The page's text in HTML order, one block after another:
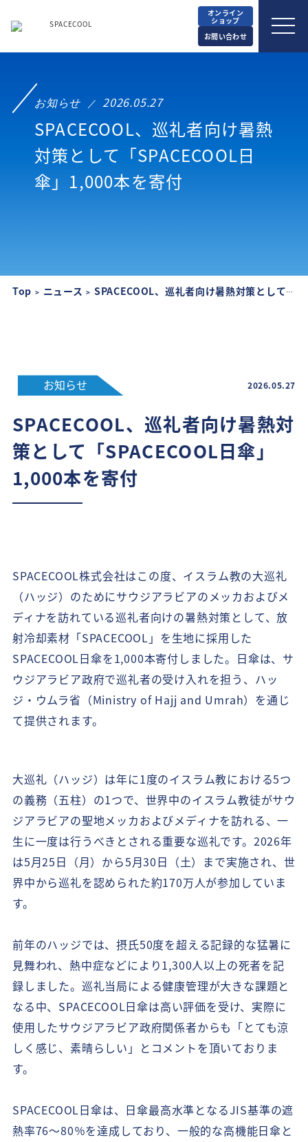
オンライン
ショップ
お問い合わせ
お知らせ 2026.05.27
SPACECOOL、巡礼者向け暑熱
対策として「SPACECOOL日
傘」1,000本を寄付
Top ニュース SPACECOOL、巡礼者向け暑熱対策として「SPACECOOL日傘」1,000本を寄付
お知らせ 2026.05.27
SPACECOOL、巡礼者向け暑熱対
策として「SPACECOOL日傘」
1,000本を寄付
SPACECOOL株式会社はこの度、イスラム教の大巡礼
（ハッジ）のためにサウジアラビアのメッカおよびメ
ディナを訪れている巡礼者向けの暑熱対策として、放
射冷却素材「SPACECOOL」を生地に採用した
SPACECOOL日傘を1,000本寄付しました。日傘は、サ
ウジアラビア政府で巡礼者の受け入れを担う、ハッ
ジ・ウムラ省（Ministry of Hajj and Umrah）を通じ
て提供されます。
大巡礼（ハッジ）は年に1度のイスラム教における5つ
の義務（五柱）の1つで、世界中のイスラム教徒がサウ
ジアラビアの聖地メッカおよびメディナを訪れる、一
生に一度は行うべきとされる重要な巡礼です。2026年
は5月25日（月）から5月30日（土）まで実施され、世
界中から巡礼を認められた約170万人が参加していま
す。
前年のハッジでは、摂氏50度を超える記録的な猛暑に
見舞われ、熱中症などにより1,300人以上の死者を記
録しました。巡礼当局による健康管理が大きな課題と
なる中、SPACECOOL日傘は高い評価を受け、実際に
使用したサウジアラビア政府関係者からも「とても涼
しく感じ、素晴らしい」とコメントを頂いておりま
す。
SPACECOOL日傘は、日傘最高水準となるJIS基準の遮
熱率76～80％を達成しており、一般的な高機能日傘と